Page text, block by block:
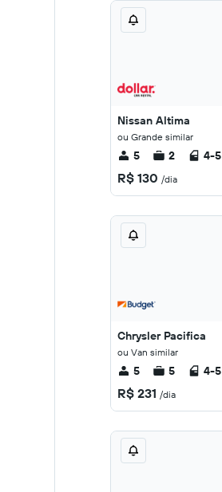
Nissan Altima
ou Grande similar
5 2 4-5
R$ 130 /dia
Chrysler Pacifica
ou Van similar
5 5 4-5
R$ 231 /dia